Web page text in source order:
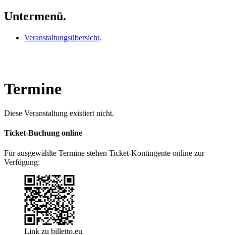
Untermenü.
Veranstaltungsübersicht.
Termine
Diese Veranstaltung existiert nicht.
Ticket-Buchung online
Für ausgewählte Termine stehen Ticket-Kontingente online zur
Verfügung:
Link zu billetto.eu